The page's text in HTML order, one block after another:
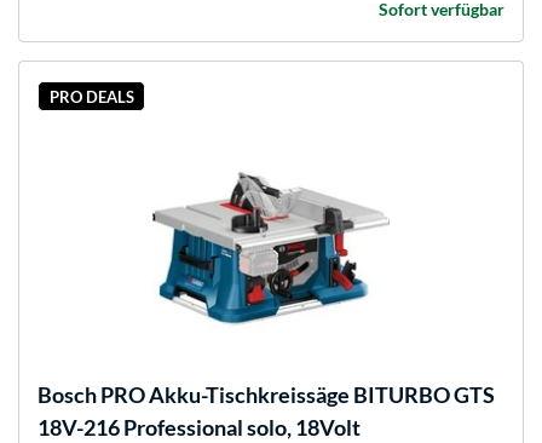
Sofort verfügbar
PRO DEALS
BoschPRO Akku-Tischkreissäge BITURBO GTS
18V-216 Professional solo, 18Volt